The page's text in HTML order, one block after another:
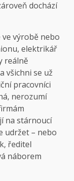
dochází
výrobě nebo
elektrikář
reálně
všichni se už
pracovníci
nerozumí
na stárnoucí
udržet – nebo
ředitel
náborem